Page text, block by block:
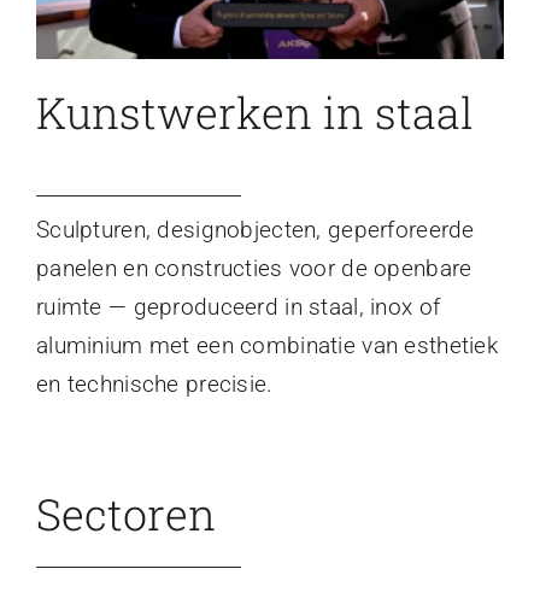
Kunstwerken in staal
Sculpturen, designobjecten, geperforeerde
panelen en constructies voor de openbare
ruimte — geproduceerd in staal, inox of
aluminium met een combinatie van esthetiek
en technische precisie.
Sectoren